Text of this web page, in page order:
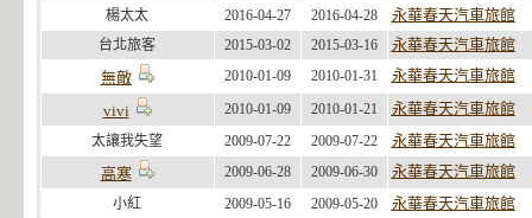
楊太太
2016-04-27 2016-04-28 永華春天汽車旅館
台北旅客 2015-03-02 2015-03-16
永華春天汽車旅館
無敵
2010-01-09 2010-01-31
永華春天汽車旅館
vivi
2010-01-09 2010-01-21 永華春天汽車旅館
太讓我失望 2009-07-22 2009-07-22
永華春天汽車旅館
高寒
2009-06-28 2009-06-30 永華春天汽車旅館
小紅 2009-05-16 2009-05-20 永華春天汽車旅館